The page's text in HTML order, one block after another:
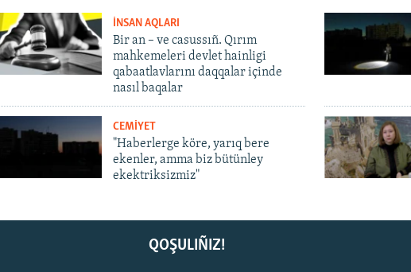
İNSAN AQLARI
Bir an – ve casussıñ. Qırım
mahkemeleri devlet hainligi
qabaatlavlarını daqqalar içinde
nasıl baqalar
CEMİYET
"Haberlerge köre, yarıq bere
ekenler, amma biz bütünley
ekektriksizmiz"
QOŞULIÑIZ!